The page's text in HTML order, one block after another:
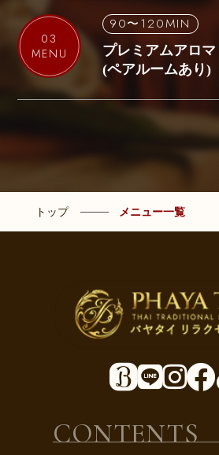
03
MENU
90〜120MIN
プレミアムアロマ
(ペアルームあり)
トップ メニュー一覧
CONTENTS